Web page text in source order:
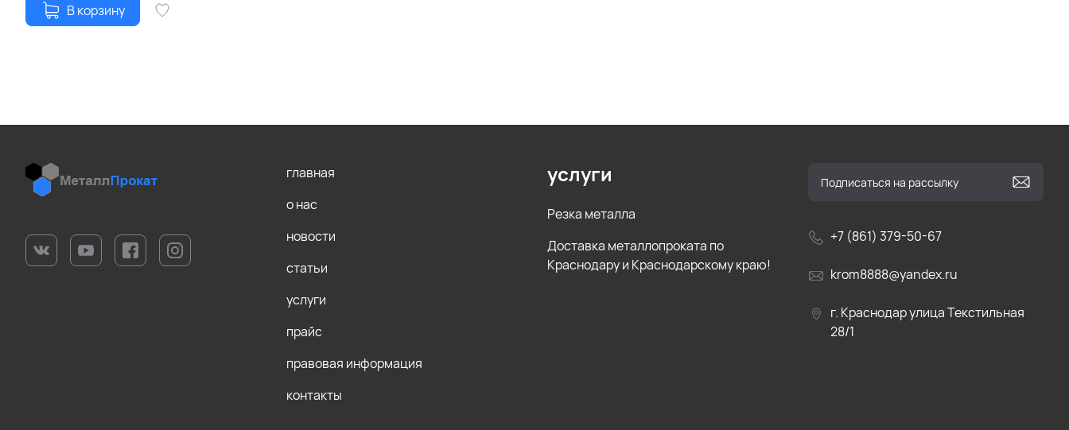
В корзину
+7 (861) 379-50-67
krom8888@yandex.ru
г. Краснодар улица Текстильная
28/1
главная
о нас
новости
статьи
услуги
прайс
правовая информация
контакты
услуги
Резка металла
Доставка металлопроката по
Краснодару и Краснодарскому краю!